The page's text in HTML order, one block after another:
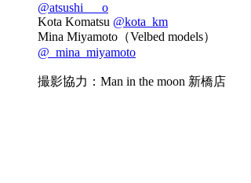
@atsushi___o
Kota Komatsu @kota_km
Mina Miyamoto（Velbed models）
@_mina_miyamoto
撮影協力：Man in the moon 新橋店